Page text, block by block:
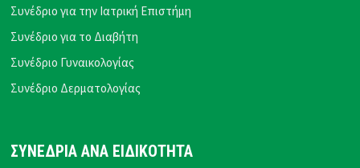
Συνέδριο για την Ιατρική Επιστήμη
Συνέδριο για το Διαβήτη
Συνέδριο Γυναικολογίας
Συνέδριο Δερματολογίας
ΣΥΝΕΔΡΙΑ ΑΝΑ ΕΙΔΙΚΟΤΗΤΑ